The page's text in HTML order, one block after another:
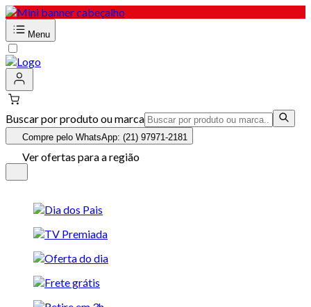
Menu
Buscar por produto ou marca
Compre pelo WhatsApp: (21) 97971-2181
Ver ofertas para a região